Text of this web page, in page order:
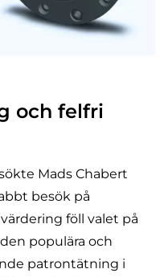
och felfri
Mads Chabert
besök på
föll valet på
populära och
patrontätning i